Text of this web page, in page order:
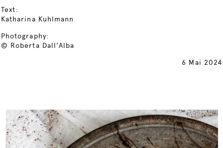
Text:
Katharina Kuhlmann
Photography:
© Roberta Dall'Alba
6 Mai 2024